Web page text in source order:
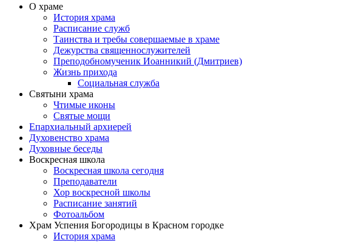
О храме
История храма
Расписание служб
Таинства и требы совершаемые в храме
Дежурства священнослужителей
Преподобномученик Иоанникий (Дмитриев)
Жизнь прихода
Социальная служба
Святыни храма
Чтимые иконы
Святые мощи
Епархиальный архиерей
Духовенство храма
Духовные беседы
Воскресная школа
Воскресная школа сегодня
Преподаватели
Хор воскресной школы
Расписание занятий
Фотоальбом
Храм Успения Богородицы в Красном городке
История храма